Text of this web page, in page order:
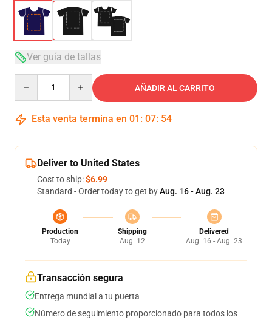
Ver guía de tallas
AÑADIR AL CARRITO
Esta venta termina en 01 : 07: 54
Deliver to United States
Cost to ship:$6.99
Standard - Order today to get byAug. 16 - Aug. 23
Production
Today
Shipping
Aug. 12
Delivered
Aug. 16 - Aug. 23
Transacción segura
Entrega mundial a tu puerta
Número de seguimiento proporcionado para todos los